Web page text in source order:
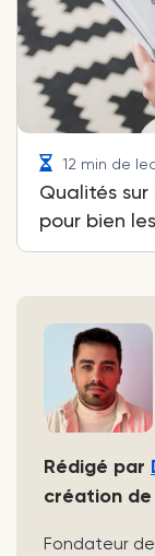
12 min de
Qualités sur
pour bien
Rédigé par
création
Fondateur